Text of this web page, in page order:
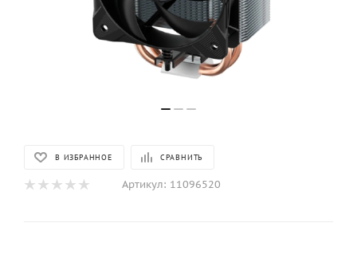
В ИЗБРАННОЕ СРАВНИТЬ
Артикул: 11096520